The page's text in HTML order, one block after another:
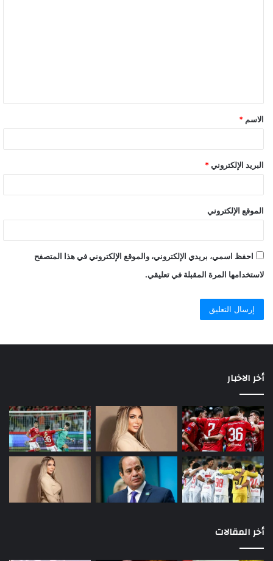
الاسم *
البريد الإلكتروني *
الموقع الإلكتروني
احفظ اسمي، بريدي الإلكتروني، والموقع الإلكتروني في هذا المتصفح
لاستخدامها المرة المقبلة في تعليقي.
أخر الاخبار
أخر المقالات